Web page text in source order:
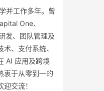
并工作多年。曾
One、
发、团队管理及
、支付系统、
AI 应用及跨境
衷于从零到一的
交流！